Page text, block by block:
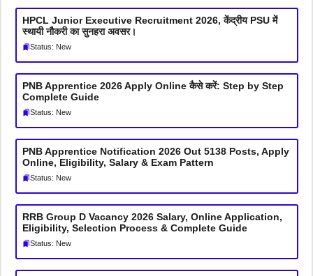
HPCL Junior Executive Recruitment 2026, केंद्रीय PSU में
स्थायी नौकरी का सुनहरा अवसर।
Status: New
PNB Apprentice 2026 Apply Online कैसे करें: Step by Step
Complete Guide
Status: New
PNB Apprentice Notification 2026 Out 5138 Posts, Apply
Online, Eligibility, Salary & Exam Pattern
Status: New
RRB Group D Vacancy 2026 Salary, Online Application,
Eligibility, Selection Process & Complete Guide
Status: New